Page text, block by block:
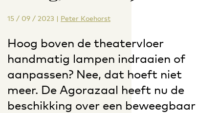
15 / 09 / 2023 | Peter Koehorst
Hoog boven de theatervloer
handmatig lampen indraaien of
aanpassen? Nee, dat hoeft niet
meer. De Agorazaal heeft nu de
beschikking over een beweegbaar